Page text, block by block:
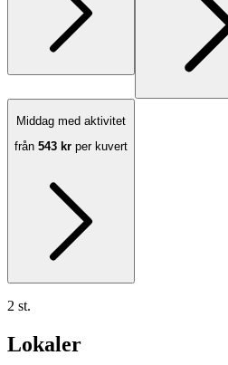
Middag med aktivitet
från 543 kr per kuvert
2 st.
Lokaler